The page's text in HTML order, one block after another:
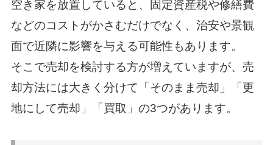
空き家を放置していると、固定資産税や修繕費
などのコストがかさむだけでなく、治安や景観
面で近隣に影響を与える可能性もあります。
そこで売却を検討する方が増えていますが、売
却方法には大きく分けて「そのまま売却」「更
地にして売却」「買取」の3つがあります。